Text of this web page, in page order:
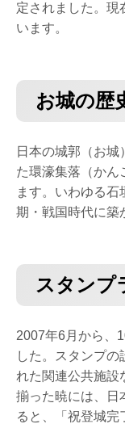
定されました。現
います。
お城の歴
日本の城郭（お
た環濠集落（かん
ます。いわゆる
期・戦国時代に築
スタンプ
2007年6月から、
した。スタンプ
れた関連公共施設
揃った暁には、日
ると、「祝登城完